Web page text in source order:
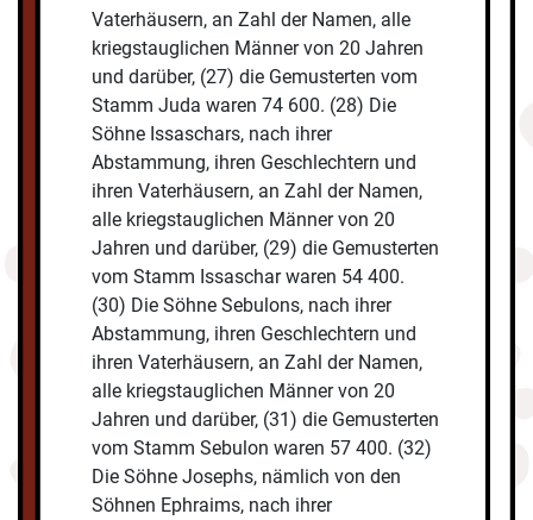
Vaterhäusern, an Zahl der Namen, alle
kriegstauglichen Männer von 20 Jahren
und darüber, (27) die Gemusterten vom
Stamm Juda waren 74 600. (28) Die
Söhne Issaschars, nach ihrer
Abstammung, ihren Geschlechtern und
ihren Vaterhäusern, an Zahl der Namen,
alle kriegstauglichen Männer von 20
Jahren und darüber, (29) die Gemusterten
vom Stamm Issaschar waren 54 400.
(30) Die Söhne Sebulons, nach ihrer
Abstammung, ihren Geschlechtern und
ihren Vaterhäusern, an Zahl der Namen,
alle kriegstauglichen Männer von 20
Jahren und darüber, (31) die Gemusterten
vom Stamm Sebulon waren 57 400. (32)
Die Söhne Josephs, nämlich von den
Söhnen Ephraims, nach ihrer